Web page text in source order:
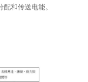
和传送电能。